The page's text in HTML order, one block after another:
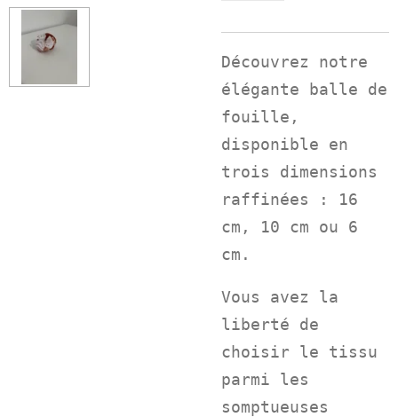
Découvrez notre
élégante balle de
fouille,
disponible en
trois dimensions
raffinées : 16
cm, 10 cm ou 6
cm.
Vous avez la
liberté de
choisir le tissu
parmi les
somptueuses